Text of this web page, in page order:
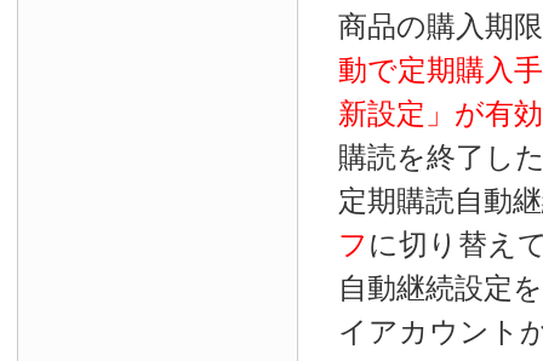
商品の購入期
動で定期購入
新設定」が有効
購読を終了し
定期購読自動
フ に切り替え
自動継続設定
イアカウント